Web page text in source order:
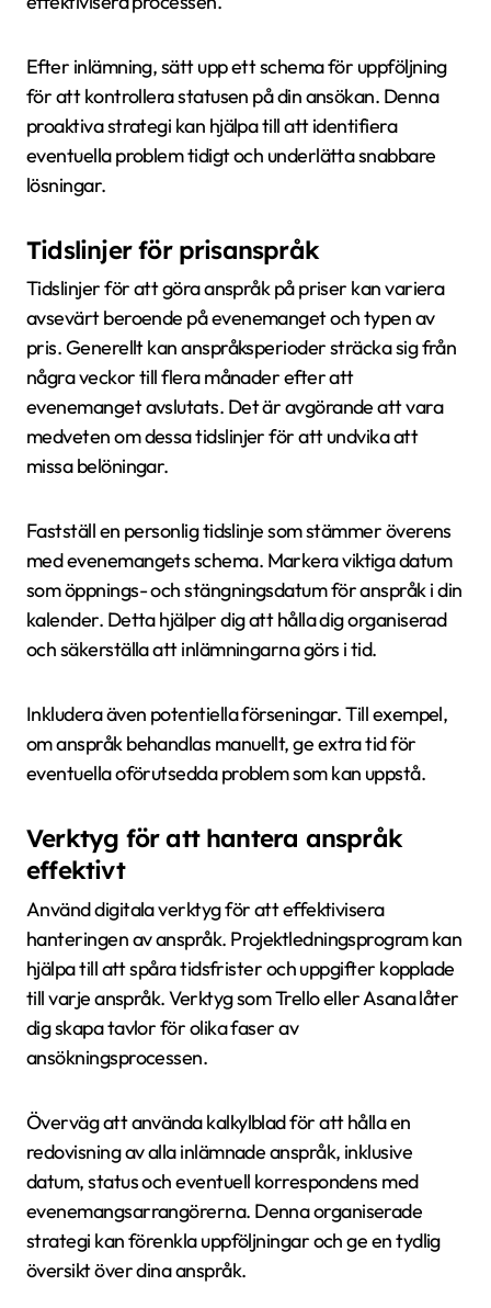
Efter inlämning, sätt upp ett schema för uppföljning
för att kontrollera statusen på din ansökan. Denna
proaktiva strategi kan hjälpa till att identifiera
eventuella problem tidigt och underlätta snabbare
lösningar.
Tidslinjer för prisanspråk
Tidslinjer för att göra anspråk på priser kan variera
avsevärt beroende på evenemanget och typen av
pris. Generellt kan anspråksperioder sträcka sig från
några veckor till flera månader efter att
evenemanget avslutats. Det är avgörande att vara
medveten om dessa tidslinjer för att undvika att
missa belöningar.
Fastställ en personlig tidslinje som stämmer överens
med evenemangets schema. Markera viktiga datum
som öppnings- och stängningsdatum för anspråk i din
kalender. Detta hjälper dig att hålla dig organiserad
och säkerställa att inlämningarna görs i tid.
Inkludera även potentiella förseningar. Till exempel,
om anspråk behandlas manuellt, ge extra tid för
eventuella oförutsedda problem som kan uppstå.
Verktyg för att hantera anspråk
effektivt
Använd digitala verktyg för att effektivisera
hanteringen av anspråk. Projektledningsprogram kan
hjälpa till att spåra tidsfrister och uppgifter kopplade
till varje anspråk. Verktyg som Trello eller Asana låter
dig skapa tavlor för olika faser av
ansökningsprocessen.
Överväg att använda kalkylblad för att hålla en
redovisning av alla inlämnade anspråk, inklusive
datum, status och eventuell korrespondens med
evenemangsarrangörerna. Denna organiserade
strategi kan förenkla uppföljningar och ge en tydlig
översikt över dina anspråk.